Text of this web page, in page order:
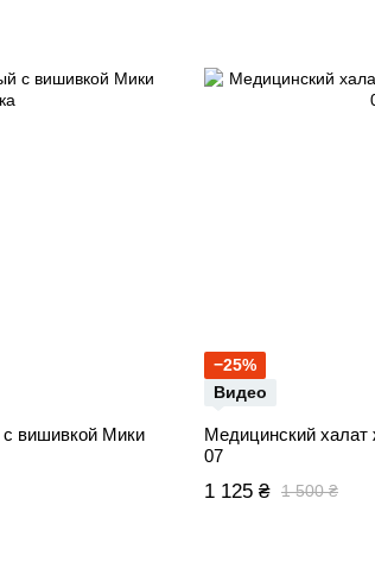
−25%
Видео
Медицинский
07
1 500 ₴
1 125 ₴